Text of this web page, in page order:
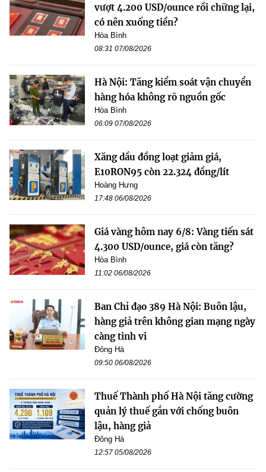
vượt 4.200 USD/ounce rồi chững lại,
có nên xuống tiền?
Hòa Bình
08:31 07/08/2026
Hà Nội: Tăng kiểm soát vận chuyển
hàng hóa không rõ nguồn gốc
Hòa Bình
06:09 07/08/2026
Xăng dầu đồng loạt giảm giá,
E10RON95 còn 22.324 đồng/lít
Hoàng Hưng
17:48 06/08/2026
Giá vàng hôm nay 6/8: Vàng tiến sát
4.300 USD/ounce, giá còn tăng?
Hòa Bình
11:02 06/08/2026
Ban Chỉ đạo 389 Hà Nội: Buôn lậu,
hàng giả trên không gian mạng ngày
càng tinh vi
Đông Hà
09:50 06/08/2026
Thuế Thành phố Hà Nội tăng cường
quản lý thuế gắn với chống buôn
lậu, hàng giả
Đông Hà
12:57 05/08/2026